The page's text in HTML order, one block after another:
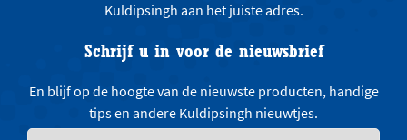
Kuldipsingh aan het juiste adres.
Schrijf u in voor de nieuwsbrief
En blijf op de hoogte van de nieuwste producten, handige
tips en andere Kuldipsingh nieuwtjes.